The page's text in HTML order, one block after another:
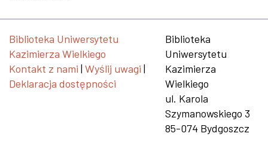
Biblioteka Uniwersytetu
Kazimierza Wielkiego
Kontakt z nami | Wyślij uwagi |
Deklaracja dostępności
Biblioteka
Uniwersytetu
Kazimierza
Wielkiego
ul. Karola
Szymanowskiego 3
85-074 Bydgoszcz